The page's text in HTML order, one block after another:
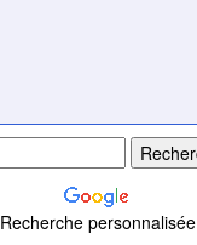
Recherche personnalisée